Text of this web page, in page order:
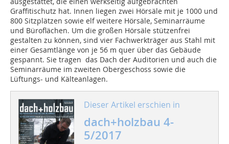
Graffitischutz hat. Innen liegen zwei Hörsäle mit je 1000 und
800 Sitzplätzen sowie elf weitere Hörsäle, Seminarräume
und Büroflächen. Um die großen Hörsäle stützenfrei
gestalten zu können, sind vier Fachwerkträger aus Stahl mit
einer Gesamtlänge von je 56 m quer über das Gebäude
gespannt. Sie tragen das Dach der Auditorien und auch die
Seminarräume im zweiten Obergeschoss sowie die
Lüftungs- und Kälteanlagen.
Dieser Artikel erschien in
dach+holzbau 4-
5/2017